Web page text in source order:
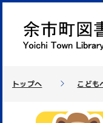
トップへ こど